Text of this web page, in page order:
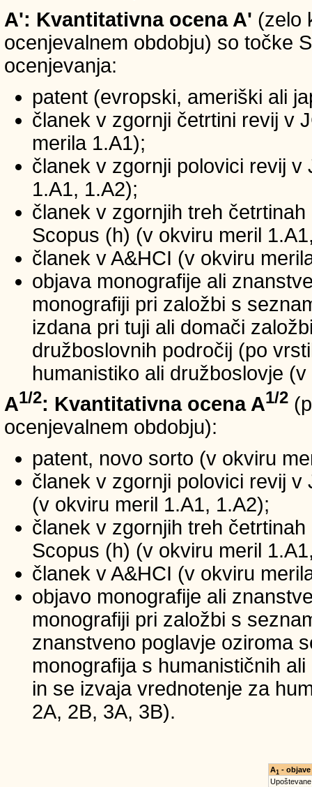
A': Kvantitativna ocena A' (zelo
ocenjevalnem obdobju) so točke
ocenjevanja:
patent (evropski, ameriški ali
članek v zgornji četrtini revij v
merila 1.A1);
članek v zgornji polovici revij
1.A1, 1.A2);
članek v zgornjih treh
Scopus (h) (v okviru meril
članek v A&HCI (v okviru
objava monografije ali
monografiji pri založbi s
izdana pri tuji ali domači
družboslovnih področij (po
humanistiko ali družboslovje
A1/2: Kvantitativna ocena A1/2
ocenjevalnem obdobju):
patent, novo sorto (v okviru
članek v zgornji polovici revij
(v okviru meril 1.A1, 1.A2);
članek v zgornjih treh
Scopus (h) (v okviru meril
članek v A&HCI (v okviru
objavo monografije ali
monografiji pri založbi s
znanstveno poglavje oziroma
monografija s humanističnih
in se izvaja vrednotenje za
2A, 2B, 3A, 3B).
A1 - objave